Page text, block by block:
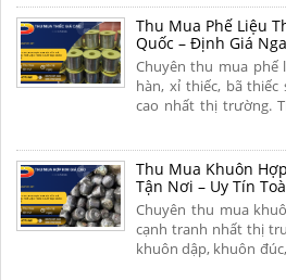
Thu Mua Phế Liệu
Quốc – Định Giá
Chuyên thu mua phế
hàn, xỉ thiếc, bã
cao nhất thị trường.
miễn phí, thanh
hôm nay!
Thu Mua Khuôn
Tận Nơi – Uy Tín
Chuyên thu mua
cạnh tranh nhất thị
khuôn dập, khuôn
hỏng tận nơi. Cân đo